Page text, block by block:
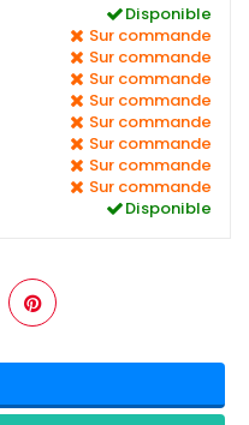
Disponible
Sur commande
Sur commande
Sur commande
Sur commande
Sur commande
Sur commande
Sur commande
Sur commande
Disponible